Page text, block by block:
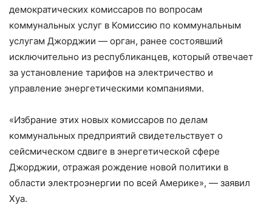
демократических комиссаров по вопросам
коммунальных услуг в Комиссию по коммунальным
услугам Джорджии — орган, ранее состоявший
исключительно из республиканцев, который отвечает
за установление тарифов на электричество и
управление энергетическими компаниями.
«Избрание этих новых комиссаров по делам
коммунальных предприятий свидетельствует о
сейсмическом сдвиге в энергетической сфере
Джорджии, отражая рождение новой политики в
области электроэнергии по всей Америке», — заявил
Хуа.